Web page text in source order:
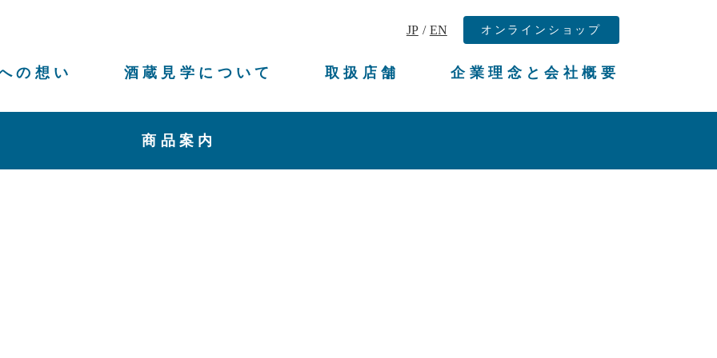
JP / EN オンラインショップ
の想い 酒蔵見学について 取扱店舗 企業理念と会社概要
商品案内